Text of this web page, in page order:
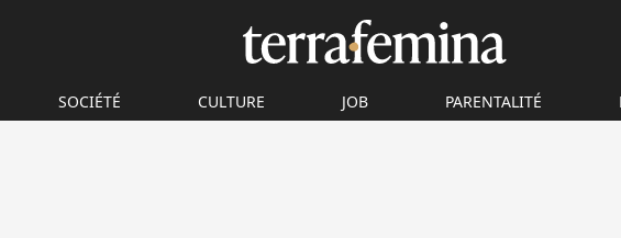
SOCIÉTÉ CULTURE JOB PARENTALITÉ